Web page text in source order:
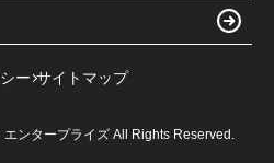
ー サイトマップ
ンタープライズ All Rights Reserved.